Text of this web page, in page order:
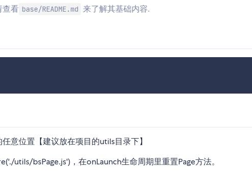
查看 base/README.md 来了解其基础内容.
意位置【建议放在项目的utils目录下】
utils/bsPage.js')，在onLaunch生命周期里重置Page方法。